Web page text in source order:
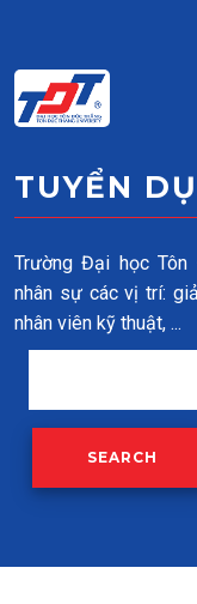
TUYỂN
Trường Đại học Tôn
nhân sự các vị trí:
nhân viên kỹ thuật, ...